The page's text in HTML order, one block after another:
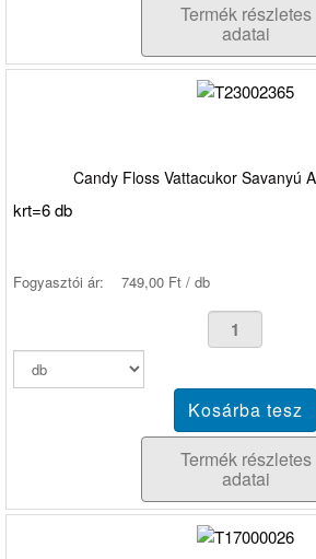
Termék részletes
adatai
Candy Floss Vattacukor Savanyú
krt=6 db
Fogyasztói ár: 749,00 Ft / db
Termék részletes
adatai